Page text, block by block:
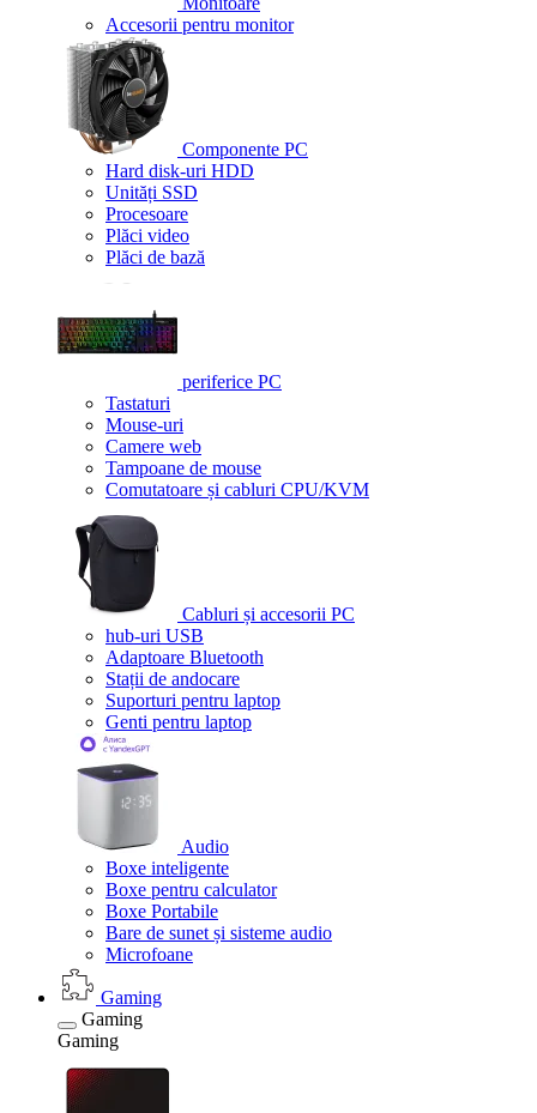
Accesorii pentru monitor
Componente PC
Hard disk-uri HDD
Unități SSD
Procesoare
Plăci video
Plăci de bază
periferice PC
Tastaturi
Mouse-uri
Camere web
Tampoane de mouse
Comutatoare și cabluri CPU/KVM
Cabluri și accesorii PC
hub-uri USB
Adaptoare Bluetooth
Stații de andocare
Suporturi pentru laptop
Genti pentru laptop
Audio
Boxe inteligente
Boxe pentru calculator
Boxe Portabile
Bare de sunet și sisteme audio
Microfoane
Gaming
Gaming
Gaming